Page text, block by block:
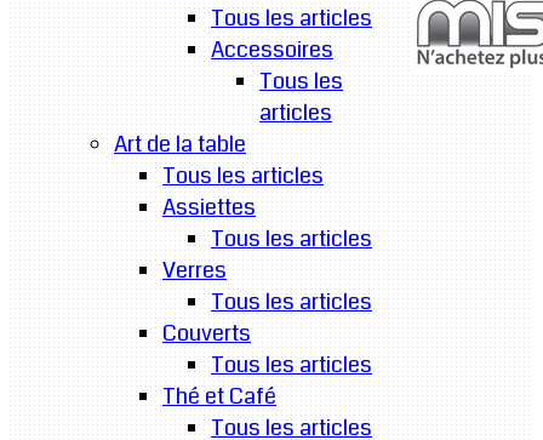
Tous les articles
Accessoires
Tous les
articles
Art de la table
Tous les articles
Assiettes
Tous les articles
Verres
Tous les articles
Couverts
Tous les articles
Thé et Café
Tous les articles